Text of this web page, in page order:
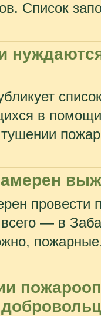
Список
в
провести
— в